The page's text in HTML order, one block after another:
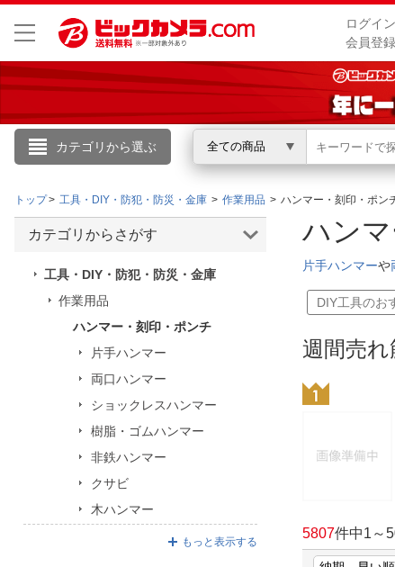
ログイン
会員登
カテゴリから選ぶ 全ての商品
こんにちは
ログイン
会員メニュー
お買いもの履歴
ほしいもの
お知らせ
トップ 工具・DIY・防犯・防災・金庫 作業用品 ハンマー・刻印・ポン
ハン
片手ハンマーや
DIY工具のお
週間売
5807件中1 ～
カテゴリからさがす
工具・DIY・防犯・防災・金庫
作業用品
ハンマー・刻印・ポンチ
片手ハンマー
両口ハンマー
ショックレスハンマー
樹脂・ゴムハンマー
非鉄ハンマー
クサビ
木ハンマー
もっと表示する